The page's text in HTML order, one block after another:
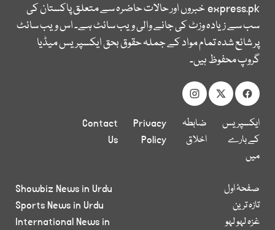
express.pkخبروں اور حالات حاضرہ سے متعلق پاکستان کی
سب سے زیادہ وزٹ کی جانے والی ویب سائٹ ہے۔ اس ویب سائٹ
پر شائع شدہ تمام مواد کے جملہ حقوق بحق ایکسپریس میڈیا
گروپ محفوظ ہیں۔
ایکسپریس
کے بارے
میں
ضابطہ
اخلاق
Privacy
Policy
Contact
Us
صفحۂ اول
تازہ ترین
غزہ لہو لہو
Showbiz News in Urdu
Sports News in Urdu
International News in